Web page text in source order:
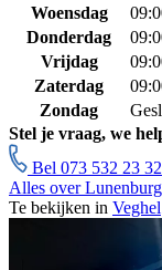
Woensdag
Donderdag
Vrijdag
Zaterdag
Zondag
Stel je vraag, we
Bel 073 532 23 32
Alles over
Te bekijken in Veghel